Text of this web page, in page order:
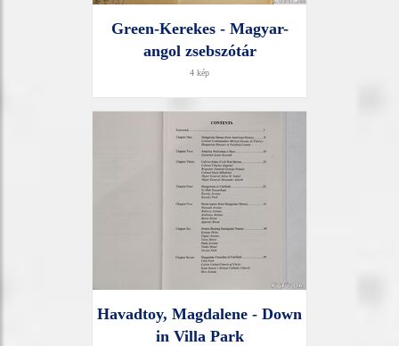
Green-Kerekes - Magyar-
angol zsebszótár
4 kép
Havadtoy, Magdalene - Down
in Villa Park